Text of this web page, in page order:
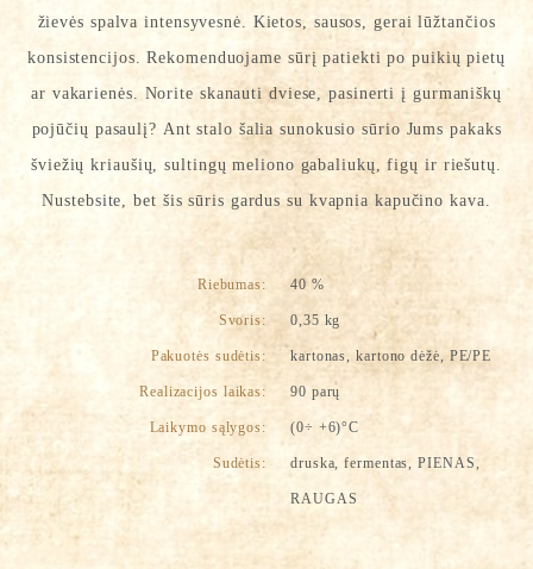
žievės spalva intensyvesnė. Kietos, sausos, gerai lūžtančios
konsistencijos. Rekomenduojame sūrį patiekti po puikių pietų
ar vakarienės. Norite skanauti dviese, pasinerti į gurmaniškų
pojūčių pasaulį? Ant stalo šalia sunokusio sūrio Jums pakaks
šviežių kriaušių, sultingų meliono gabaliukų, figų ir riešutų.
Nustebsite, bet šis sūris gardus su kvapnia kapučino kava.
Riebumas: 40 %
Svoris: 0,35 kg
Pakuotės sudėtis: kartonas, kartono dėžė, PE/PE
Realizacijos laikas: 90 parų
Laikymo sąlygos: (0÷ +6)°C
Sudėtis: druska, fermentas, PIENAS,
RAUGAS